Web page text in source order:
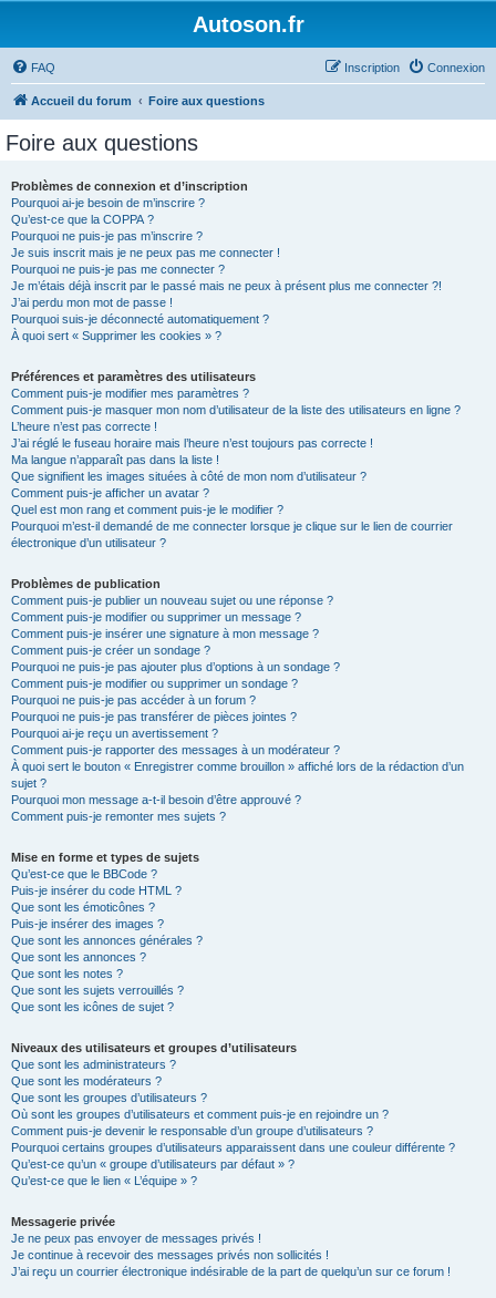
Autoson.fr
FAQ Connexion
Inscription
Accueil du forum Foire aux questions
Foire aux questions
Problèmes de connexion et d’inscription
Pourquoi ai-je besoin de m’inscrire ?
Qu’est-ce que la COPPA ?
Pourquoi ne puis-je pas m’inscrire ?
Je suis inscrit mais je ne peux pas me connecter !
Pourquoi ne puis-je pas me connecter ?
Je m’étais déjà inscrit par le passé mais ne peux à présent plus me connecter ?!
J’ai perdu mon mot de passe !
Pourquoi suis-je déconnecté automatiquement ?
À quoi sert « Supprimer les cookies » ?
Préférences et paramètres des utilisateurs
Comment puis-je modifier mes paramètres ?
Comment puis-je masquer mon nom d’utilisateur de la liste des utilisateurs en ligne ?
L’heure n’est pas correcte !
J’ai réglé le fuseau horaire mais l’heure n’est toujours pas correcte !
Ma langue n’apparaît pas dans la liste !
Que signifient les images situées à côté de mon nom d’utilisateur ?
Comment puis-je afficher un avatar ?
Quel est mon rang et comment puis-je le modifier ?
Pourquoi m’est-il demandé de me connecter lorsque je clique sur le lien de courrier
électronique d’un utilisateur ?
Problèmes de publication
Comment puis-je publier un nouveau sujet ou une réponse ?
Comment puis-je modifier ou supprimer un message ?
Comment puis-je insérer une signature à mon message ?
Comment puis-je créer un sondage ?
Pourquoi ne puis-je pas ajouter plus d’options à un sondage ?
Comment puis-je modifier ou supprimer un sondage ?
Pourquoi ne puis-je pas accéder à un forum ?
Pourquoi ne puis-je pas transférer de pièces jointes ?
Pourquoi ai-je reçu un avertissement ?
Comment puis-je rapporter des messages à un modérateur ?
À quoi sert le bouton « Enregistrer comme brouillon » affiché lors de la rédaction d’un
sujet ?
Pourquoi mon message a-t-il besoin d’être approuvé ?
Comment puis-je remonter mes sujets ?
Mise en forme et types de sujets
Qu’est-ce que le BBCode ?
Puis-je insérer du code HTML ?
Que sont les émoticônes ?
Puis-je insérer des images ?
Que sont les annonces générales ?
Que sont les annonces ?
Que sont les notes ?
Que sont les sujets verrouillés ?
Que sont les icônes de sujet ?
Niveaux des utilisateurs et groupes d’utilisateurs
Que sont les administrateurs ?
Que sont les modérateurs ?
Que sont les groupes d’utilisateurs ?
Où sont les groupes d’utilisateurs et comment puis-je en rejoindre un ?
Comment puis-je devenir le responsable d’un groupe d’utilisateurs ?
Pourquoi certains groupes d’utilisateurs apparaissent dans une couleur différente ?
Qu’est-ce qu’un « groupe d’utilisateurs par défaut » ?
Qu’est-ce que le lien « L’équipe » ?
Messagerie privée
Je ne peux pas envoyer de messages privés !
Je continue à recevoir des messages privés non sollicités !
J’ai reçu un courrier électronique indésirable de la part de quelqu’un sur ce forum !